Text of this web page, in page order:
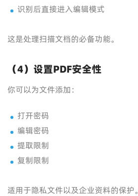
识别后直接进入编辑模式
这是处理扫描文档的必备功能。
（4）设置PDF安全性
你可以为文件添加：
打开密码
编辑密码
提取限制
复制限制
适用于隐私文件以及企业资料的保护。